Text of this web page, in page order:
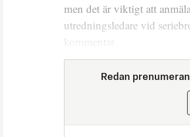
men det är viktigt att
utredningsledare vid
kommentar.
Redan